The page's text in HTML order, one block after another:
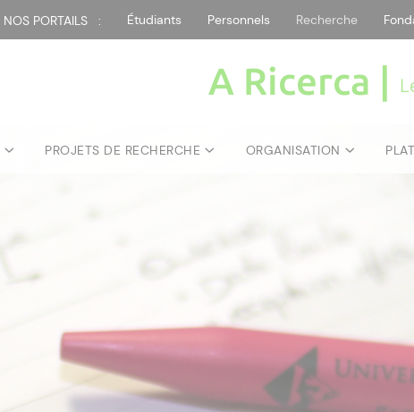
NOS PORTAILS : Étudiants Personnels Recherche
A Ricerca |
PROJETS DE RECHERCHE ORGANISATION